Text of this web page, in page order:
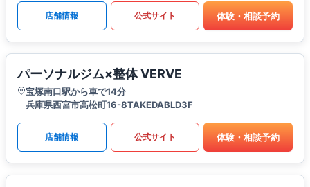
店舗情報 公式サイト 体験・相談予約
パーソナルジム×整体 VERVE
宝塚南口駅から車で14分
兵庫県西宮市高松町16-8TAKEDABLD3F
店舗情報 公式サイト 体験・相談予約